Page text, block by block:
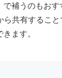
補うのもおす
ら共有すること
ます。